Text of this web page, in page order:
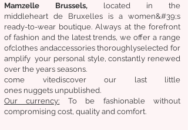
Mamzelle Brussels, located in the
middleheart de Bruxelles is a women&#39;s
ready-to-wear boutique. Always at the forefront
of fashion and the latest trends, we offer a range
ofclothes andaccessories thoroughlyselected for
amplify your personal style, constantly renewed
over the years seasons.
come vitediscoverour last little
ones nuggets unpublished.
Our currency:
To be fashionable without
compromising cost, quality and comfort.